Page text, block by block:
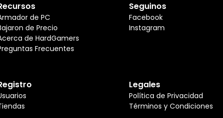
de PC
de Precio
de HardGamers
Frecuentes
Seguinos
Facebook
Instagram
Legales
Política de Privacidad
Términos y Condiciones